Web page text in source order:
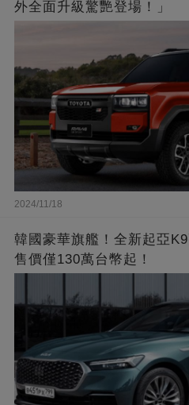
外全面升級驚艷登場！」
2024/11/18
韓國豪華旗艦！全新起亞
售價僅130萬台幣起！